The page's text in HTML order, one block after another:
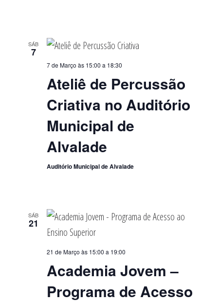
SÁB
7
Ateliê de Percussão
Criativa no Auditório
Municipal de
Alvalade
7 de Março às 15:00 a 18:30
Auditório Municipal de Alvalade
SÁB
21
Academia Jovem –
Programa de Acesso
21 de Março às 15:00 a 19:00